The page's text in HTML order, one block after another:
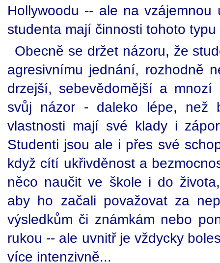
Hollywoodu -- ale na
studenta mají činnosti tohoto
Obecně se držet názoru, že
agresivnímu jednání, rozhodně
drzejší, sebevědomější a
svůj názor - daleko lépe, než
vlastnosti mají své klady i
Studenti jsou ale i přes své
když cítí ukřivděnost a
něco naučit ve škole i do
aby ho začali považovat za
výsledkům či známkám nebo
rukou -- ale uvnitř je vždycky
více intenzivně...